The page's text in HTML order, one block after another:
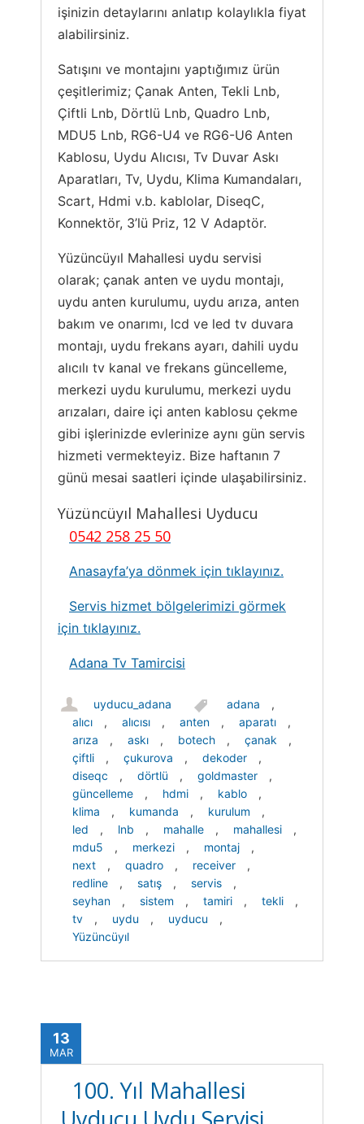
işinizin detaylarını anlatıp kolaylıkla fiyat
alabilirsiniz.
Satışını ve montajını yaptığımız ürün
çeşitlerimiz; Çanak Anten, Tekli Lnb,
Çiftli Lnb, Dörtlü Lnb, Quadro Lnb,
MDU5 Lnb, RG6-U4 ve RG6-U6 Anten
Kablosu, Uydu Alıcısı, Tv Duvar Askı
Aparatları, Tv, Uydu, Klima Kumandaları,
Scart, Hdmi v.b. kablolar, DiseqC,
Konnektör, 3’lü Priz, 12 V Adaptör.
Yüzüncüyıl Mahallesi uydu servisi
olarak; çanak anten ve uydu montajı,
uydu anten kurulumu, uydu arıza, anten
bakım ve onarımı, lcd ve led tv duvara
montajı, uydu frekans ayarı, dahili uydu
alıcılı tv kanal ve frekans güncelleme,
merkezi uydu kurulumu, merkezi uydu
arızaları, daire içi anten kablosu çekme
gibi işlerinizde evlerinize aynı gün servis
hizmeti vermekteyiz. Bize haftanın 7
günü mesai saatleri içinde ulaşabilirsiniz.
Yüzüncüyıl Mahallesi Uyducu
0542 258 25 50
Anasayfa’ya dönmek için tıklayınız.
Servis hizmet bölgelerimizi görmek
için tıklayınız.
Adana Tv Tamircisi
uyducu_adana adana
,
alıcı
, alıcısı , anten , aparatı
,
arıza
, askı , botech , çanak
,
çiftli
, çukurova , dekoder
,
diseqc
, dörtlü , goldmaster
,
güncelleme
, hdmi , kablo
,
klima
, kumanda , kurulum
,
led
, lnb , mahalle , mahallesi
,
mdu5
, merkezi , montaj
,
next
, quadro , receiver
,
redline
, satış , servis
,
seyhan
, sistem , tamiri , tekli
,
tv
, uydu , uyducu
,
Yüzüncüyıl
13
MAR
100. Yıl Mahallesi